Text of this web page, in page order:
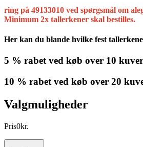
ring på 49133010 ved spørgsmål om
Minimum 2x tallerkener skal bestilles.
Her kan du blande hvilke fest
5 % rabet ved køb over 10
10 % rabet ved køb over 20
Valgmuligheder
Pris0kr.